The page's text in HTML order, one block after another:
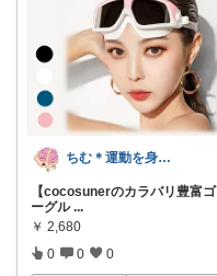
ちむ＊運動を身近に、ハッピーに＊
【cocosunerのカラバリ豊富ゴ
ーグル ...
￥ 2,680
0 0 0